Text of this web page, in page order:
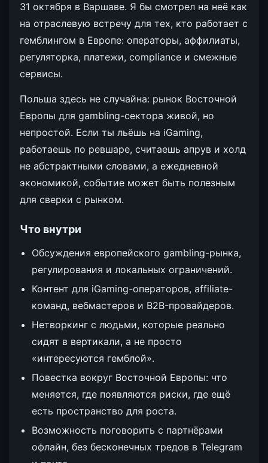
31 октября в Варшаве. Я бы смотрел на неё как
на отраслевую встречу для тех, кто работает с
гемблингом в Европе: операторы, аффилиаты,
регуляторка, платежи, compliance и смежные
сервисы.
Польша здесь не случайна: рынок Восточной
Европы для gambling-сектора живой, но
непростой. Если ты льёшь на iGaming,
работаешь по ревшаре, считаешь апрув и холд
не абстрактными словами, а ежедневной
экономикой, событие может быть полезным
для сверки с рынком.
Что внутри
Обсуждения европейского gambling-рынка,
регулирования и локальных ограничений.
Контент для iGaming-операторов, affiliate-
команд, вебмастеров и B2B-провайдеров.
Нетворкинг с людьми, которые реально
сидят в вертикали, а не просто
«интересуются гемблой».
Повестка вокруг Восточной Европы: что
меняется, где появляются риски, где ещё
есть пространство для роста.
Возможность поговорить с партнёрами
офлайн, без бесконечных тредов в Telegram